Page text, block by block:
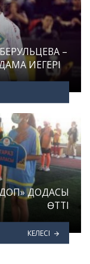
–
ИЕГЕРІ
ДОДАСЫ
ӨТТІ
КЕЛЕСІ